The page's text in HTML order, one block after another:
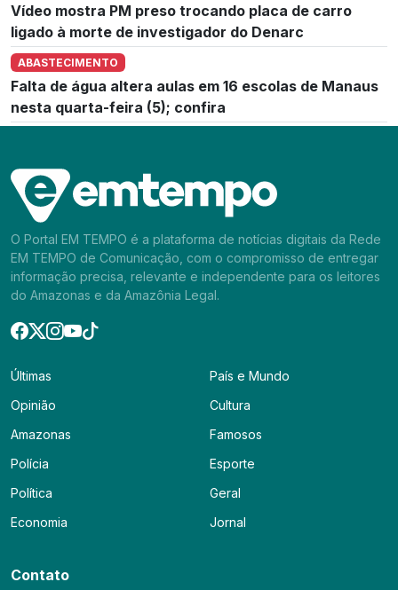
Vídeo mostra PM preso trocando placa de carro
ligado à morte de investigador do Denarc
ABASTECIMENTO
Falta de água altera aulas em 16 escolas de Manaus
nesta quarta-feira (5); confira
O Portal EM TEMPO é a plataforma de notícias digitais da Rede
EM TEMPO de Comunicação, com o compromisso de entregar
informação precisa, relevante e independente para os leitores
do Amazonas e da Amazônia Legal.
Últimas
Opinião
Amazonas
Polícia
Política
Economia
País e Mundo
Cultura
Famosos
Esporte
Geral
Jornal
Contato